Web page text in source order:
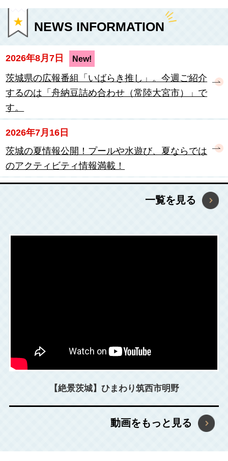
NEWS INFORMATION
2026年8月7日 New!
茨城県の広報番組「いばらき推し」。今週ご紹介
するのは「舟納豆詰め合わせ（常陸大宮市）」で
す。
2026年7月16日
茨城の夏情報公開！プールや水遊び、夏ならでは
のアクティビティ情報満載！
青い空、どこまでも続く砂浜！2026年・茨城の
2026年6月24日
「動画で見るいばらき」に「JR東日本サイクル
係る企画提案プロポーザル実施のお知らせ
一覧を見る
【絶景茨城】ひまわり筑西市明野
動画をもっと見る